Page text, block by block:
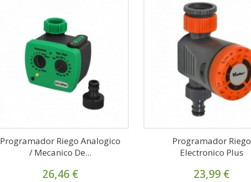
Programador Riego Analogico
/ Mecanico De...
26,46 €
Programador Riego
Electronico Plus
23,99 €